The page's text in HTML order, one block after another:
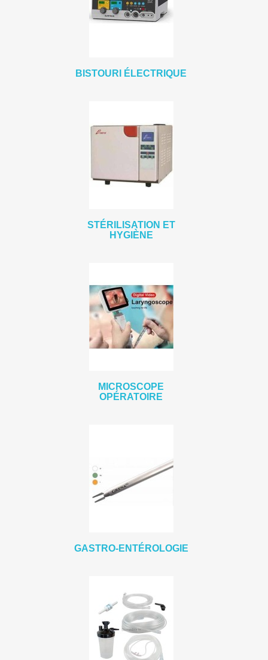
BISTOURI ÉLECTRIQUE
STÉRILISATION ET
HYGIÈNE
MICROSCOPE
OPÉRATOIRE
GASTRO-ENTÉROLOGIE